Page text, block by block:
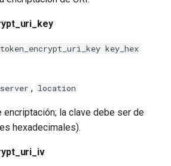
key_hex
server , location
encriptación; la clave debe ser de
hexadecimales).